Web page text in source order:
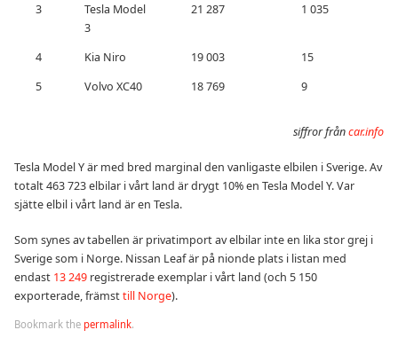
3
Tesla Model
3
21 287 1 035
4 Kia Niro 19 003
15
5
Volvo XC40 18 769 9
siffror fråncar.info
Tesla Model Y är med bred marginal den vanligaste elbilen i Sverige. Av
totalt 463 723 elbilar i vårt land är drygt 10% en Tesla Model Y. Var
sjätte elbil i vårt land är en Tesla.
Som synes av tabellen är privatimport av elbilar inte en lika stor grej i
Sverige som i Norge. Nissan Leaf är på nionde plats i listan med
endast 13 249 registrerade exemplar i vårt land (och 5 150
exporterade, främsttill Norge).
Bookmark the permalink.